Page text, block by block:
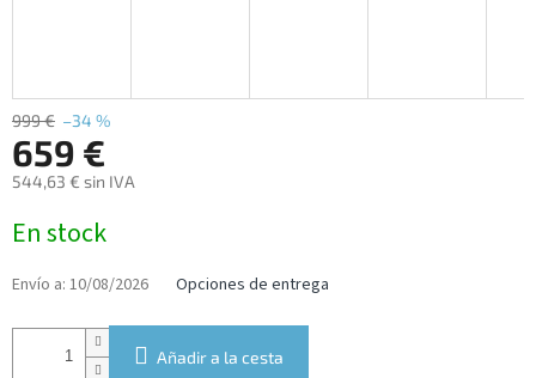
999 € –34 %
659 €
544,63 € sin IVA
de
medida:
En stock
Envío a: 10/08/2026 Opciones de entrega
Añadir a la cesta